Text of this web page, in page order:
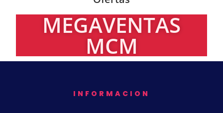
MEGAVENTAS
MCM
INFORMACION